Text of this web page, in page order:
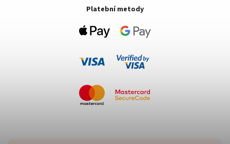
Platební metody